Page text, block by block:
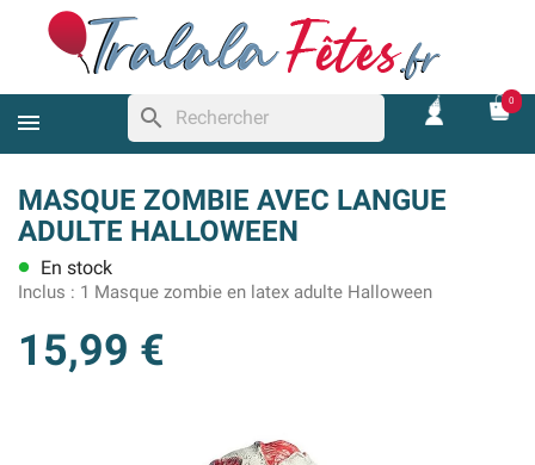
search
0
MASQUE ZOMBIE AVEC LANGUE
ADULTE HALLOWEEN
lens En stock
Inclus : 1 Masque zombie en latex adulte Halloween
15,99 €